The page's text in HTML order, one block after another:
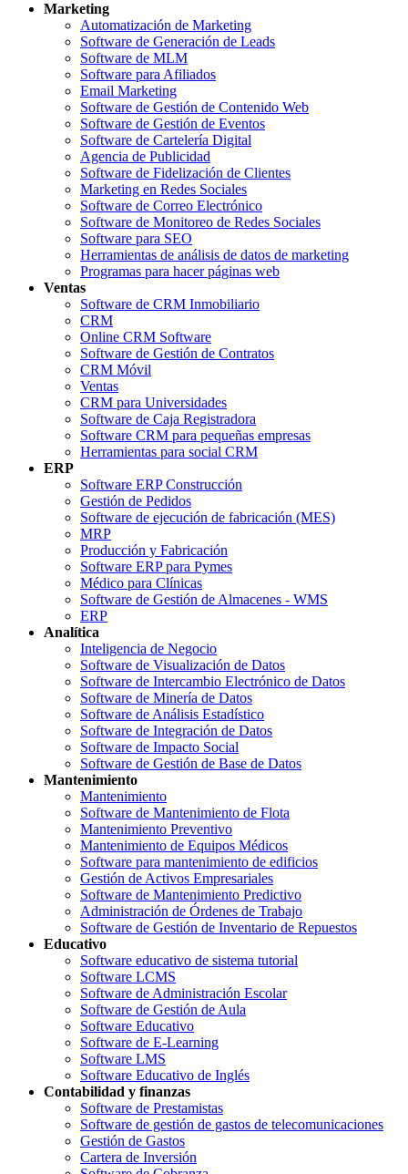
Marketing
Automatización de Marketing
Software de Generación de Leads
Software de MLM
Software para Afiliados
Email Marketing
Software de Gestión de Contenido Web
Software de Gestión de Eventos
Software de Cartelería Digital
Agencia de Publicidad
Software de Fidelización de Clientes
Marketing en Redes Sociales
Software de Correo Electrónico
Software de Monitoreo de Redes Sociales
Software para SEO
Herramientas de análisis de datos de marketing
Programas para hacer páginas web
Ventas
Software de CRM Inmobiliario
CRM
Online CRM Software
Software de Gestión de Contratos
CRM Móvil
Ventas
CRM para Universidades
Software de Caja Registradora
Software CRM para pequeñas empresas
Herramientas para social CRM
ERP
Software ERP Construcción
Gestión de Pedidos
Software de ejecución de fabricación (MES)
MRP
Producción y Fabricación
Software ERP para Pymes
Médico para Clínicas
Software de Gestión de Almacenes - WMS
ERP
Analítica
Inteligencia de Negocio
Software de Visualización de Datos
Software de Intercambio Electrónico de Datos
Software de Minería de Datos
Software de Análisis Estadístico
Software de Integración de Datos
Software de Impacto Social
Software de Gestión de Base de Datos
Mantenimiento
Mantenimiento
Software de Mantenimiento de Flota
Mantenimiento Preventivo
Mantenimiento de Equipos Médicos
Software para mantenimiento de edificios
Gestión de Activos Empresariales
Software de Mantenimiento Predictivo
Administración de Órdenes de Trabajo
Software de Gestión de Inventario de Repuestos
Educativo
Software educativo de sistema tutorial
Software LCMS
Software de Administración Escolar
Software de Gestión de Aula
Software Educativo
Software de E-Learning
Software LMS
Software Educativo de Inglés
Contabilidad y finanzas
Software de Prestamistas
Software de gestión de gastos de telecomunicaciones
Gestión de Gastos
Cartera de Inversión